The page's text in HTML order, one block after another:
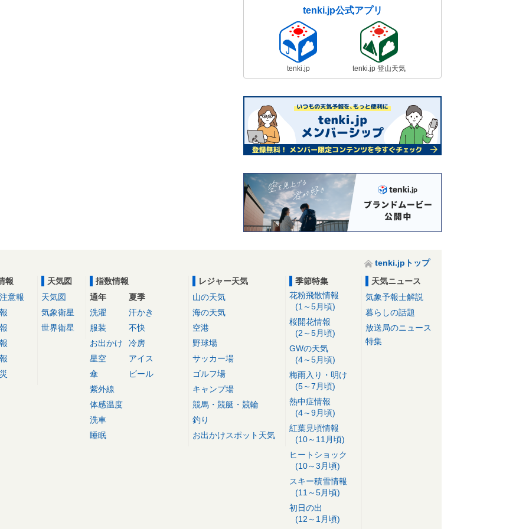
tenki.jp公式アプリ
tenki.jp tenki.jp 登山天気
tenki.jpトップ
報
意報
天気図
天気図
気象衛星
世界衛星
指数情報
通年
洗濯
服装
お出かけ
星空
傘
紫外線
体感温度
洗車
睡眠
夏季
汗かき
不快
冷房
アイス
ビール
レジャー天気
山の天気
海の天気
空港
野球場
サッカー場
ゴルフ場
キャンプ場
競馬・競艇・競輪
釣り
お出かけスポット天気
季節特集
花粉飛散情報
(1～5月頃)
桜開花情報
(2～5月頃)
GWの天気
(4～5月頃)
梅雨入り・明け
(5～7月頃)
熱中症情報
(4～9月頃)
紅葉見頃情報
(10～11月頃)
ヒートショック
(10～3月頃)
スキー積雪情報
(11～5月頃)
初日の出
(12～1月頃)
天気ニュース
気象予報士解説
暮らしの話題
放送局のニュース
特集